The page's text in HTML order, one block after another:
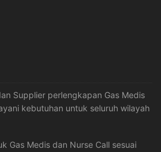
Supplier perlengkapan Gas Medis
kebutuhan untuk seluruh wilayah
Gas Medis dan Nurse Call sesuai